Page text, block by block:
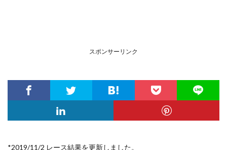
スポンサーリンク
*2019/11/2 レース結果を更新しました。